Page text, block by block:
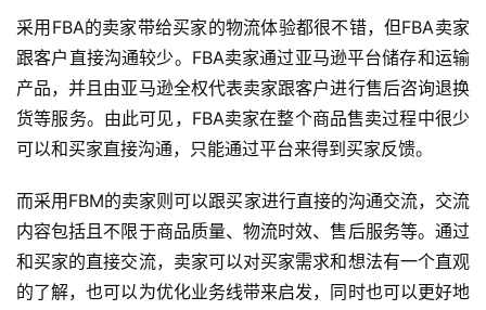
采用FBA的卖家带给买家的物流体验都很不错，但FBA卖家
跟客户直接沟通较少。FBA卖家通过亚马逊平台储存和运输
产品，并且由亚马逊全权代表卖家跟客户进行售后咨询退换
货等服务。由此可见，FBA卖家在整个商品售卖过程中很少
可以和买家直接沟通，只能通过平台来得到买家反馈。
而采用FBM的卖家则可以跟买家进行直接的沟通交流，交流
内容包括且不限于商品质量、物流时效、售后服务等。通过
和买家的直接交流，卖家可以对买家需求和想法有一个直观
的了解，也可以为优化业务线带来启发，同时也可以更好地